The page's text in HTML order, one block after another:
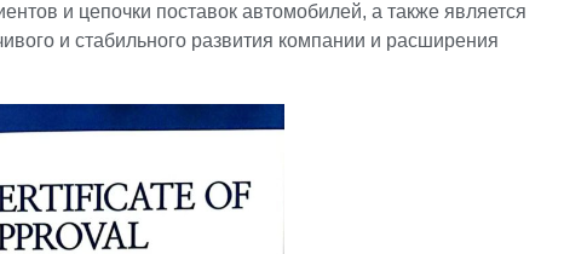
и цепочки поставок автомобилей, а также является
и стабильного развития компании и расширения